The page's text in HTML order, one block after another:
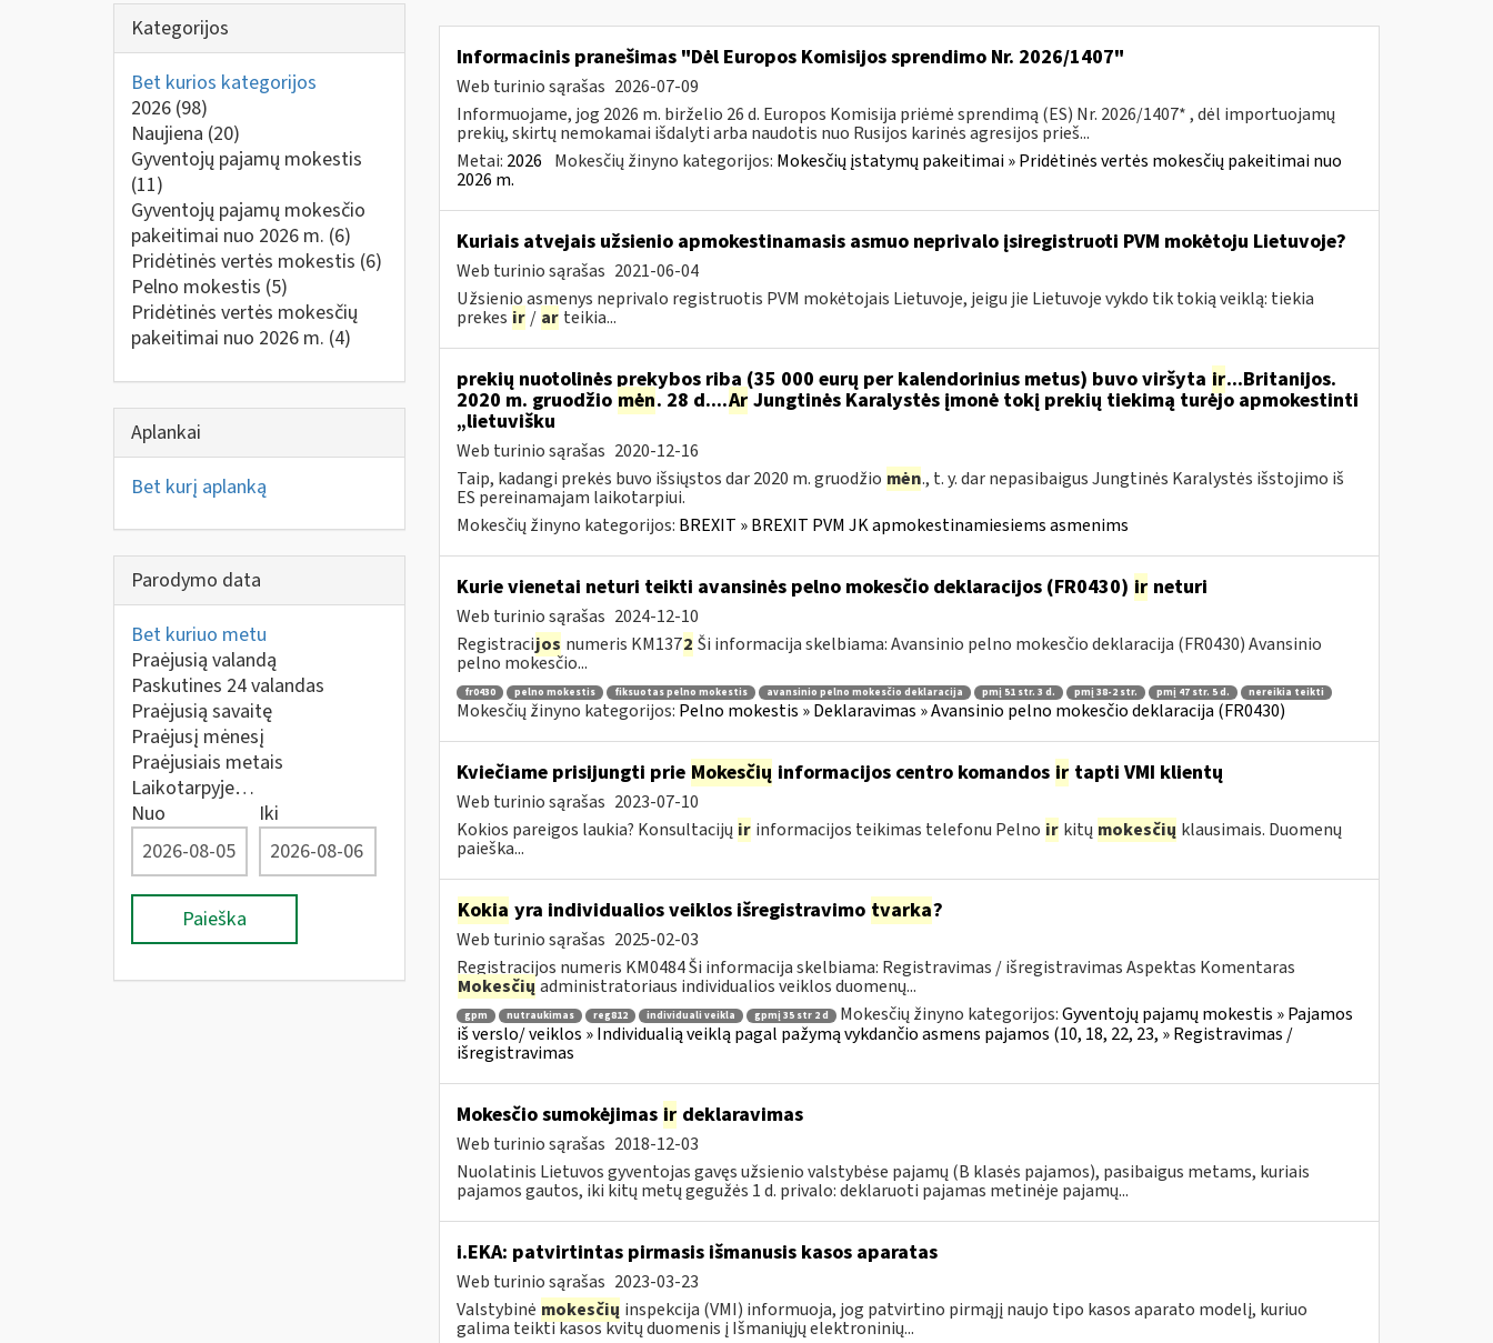
Kategorijos
Bet kurios kategorijos
2026 (98)
Naujiena (20)
Gyventojų pajamų mokestis
(11)
Gyventojų pajamų mokesčio
pakeitimai nuo 2026 m. (6)
Pridėtinės vertės mokestis (6)
Pelno mokestis (5)
Pridėtinės vertės mokesčių
pakeitimai nuo 2026 m. (4)
Aplankai
Bet kurį aplanką
Parodymo data
Bet kuriuo metu
Praėjusią valandą
Paskutines 24 valandas
Praėjusią savaitę
Praėjusį mėnesį
Praėjusiais metais
Laikotarpyje…
Nuo
Iki
Paieška
Informacinis pranešimas "Dėl Europos Komisijos sprendimo Nr. 2026/1407"
Web turinio sąrašas 2026-07-09
Informuojame, jog 2026 m. birželio 26 d. Europos Komisija priėmė sprendimą (ES) Nr. 2026/1407* , dėl importuojamų
prekių, skirtų nemokamai išdalyti arba naudotis nuo Rusijos karinės agresijos prieš...
Metai: 2026 Mokesčių žinyno kategorijos: Mokesčių įstatymų pakeitimai » Pridėtinės vertės mokesčių pakeitimai nuo
2026 m.
Kuriais atvejais užsienio apmokestinamasis asmuo neprivalo įsiregistruoti PVM mokėtoju Lietuvoje?
Web turinio sąrašas 2021-06-04
Užsienio asmenys neprivalo registruotis PVM mokėtojais Lietuvoje, jeigu jie Lietuvoje vykdo tik tokią veiklą: tiekia
prekes ir / ar teikia...
prekių nuotolinės prekybos riba (35 000 eurų per kalendorinius metus) buvo viršyta ir...Britanijos.
2020 m. gruodžio mėn. 28 d....ArJungtinės Karalystės įmonė tokį prekių tiekimą turėjo apmokestinti
„lietuvišku
Web turinio sąrašas 2020-12-16
Taip, kadangi prekės buvo išsiųstos dar 2020 m. gruodžio mėn., t. y. dar nepasibaigus Jungtinės Karalystės išstojimo iš
ES pereinamajam laikotarpiui.
Mokesčių žinyno kategorijos: BREXIT » BREXIT PVM JK apmokestinamiesiems asmenims
Kurie vienetai neturi teikti avansinės pelno mokesčio deklaracijos (FR0430) irneturi
Web turinio sąrašas 2024-12-10
Registracijos numeris KM1372 Ši informacija skelbiama: Avansinio pelno mokesčio deklaracija (FR0430) Avansinio
pelno mokesčio...
fr0430 pelno mokestis fiksuotas pelno mokestis avansinio pelno mokesčio deklaracija pmį 51 str. 3 d. pmį 38-2 str. pmį 47 str. 5 d. nereikia teikti
Mokesčių žinyno kategorijos: Pelno mokestis » Deklaravimas » Avansinio pelno mokesčio deklaracija (FR0430)
Kviečiame prisijungti prie Mokesčių informacijos centro komandos irtapti VMI klientų
Web turinio sąrašas 2023-07-10
Kokios pareigos laukia? Konsultacijų ir informacijos teikimas telefonu Pelno ir kitų mokesčių klausimais. Duomenų
paieška...
Kokia yra individualios veiklos išregistravimo tvarka?
Web turinio sąrašas 2025-02-03
Registracijos numeris KM0484 Ši informacija skelbiama: Registravimas / išregistravimas Aspektas Komentaras
Mokesčių administratoriaus individualios veiklos duomenų...
gpm nutraukimas reg812 individuali veikla gpmį 35 str 2 d Mokesčių žinyno kategorijos:Gyventojų pajamų mokestis » Pajamos
iš verslo/ veiklos » Individualią veiklą pagal pažymą vykdančio asmens pajamos (10, 18, 22, 23, » Registravimas /
išregistravimas
Mokesčio sumokėjimas irdeklaravimas
Web turinio sąrašas 2018-12-03
Nuolatinis Lietuvos gyventojas gavęs užsienio valstybėse pajamų (B klasės pajamos), pasibaigus metams, kuriais
pajamos gautos, iki kitų metų gegužės 1 d. privalo: deklaruoti pajamas metinėje pajamų...
i.EKA: patvirtintas pirmasis išmanusis kasos aparatas
Web turinio sąrašas 2023-03-23
Valstybinė mokesčių inspekcija (VMI) informuoja, jog patvirtino pirmąjį naujo tipo kasos aparato modelį, kuriuo
galima teikti kasos kvitų duomenis į Išmaniųjų elektroninių...